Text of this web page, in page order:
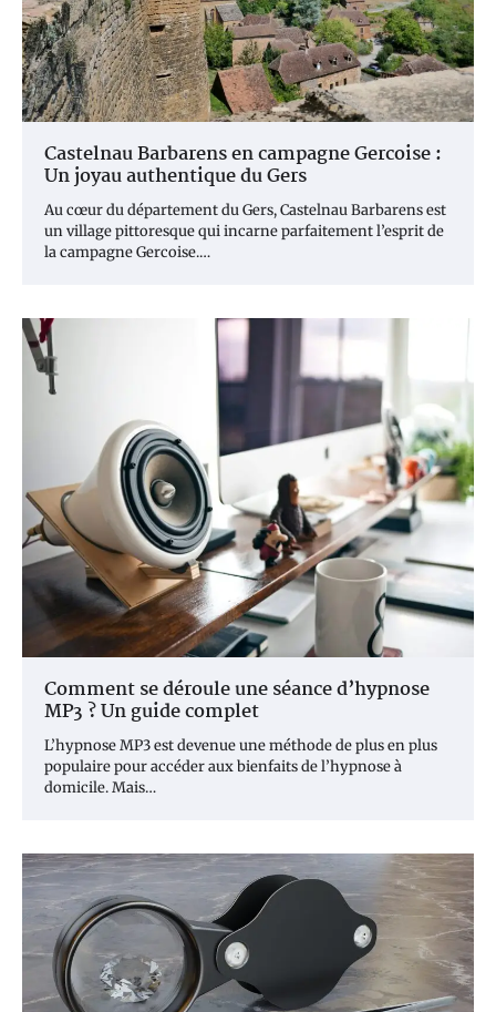
Castelnau Barbarens en campagne Gercoise :
Un joyau authentique du Gers
Au cœur du département du Gers, Castelnau Barbarens est
un village pittoresque qui incarne parfaitement l’esprit de
la campagne Gercoise.…
Comment se déroule une séance d’hypnose
MP3 ? Un guide complet
L’hypnose MP3 est devenue une méthode de plus en plus
populaire pour accéder aux bienfaits de l’hypnose à
domicile. Mais…